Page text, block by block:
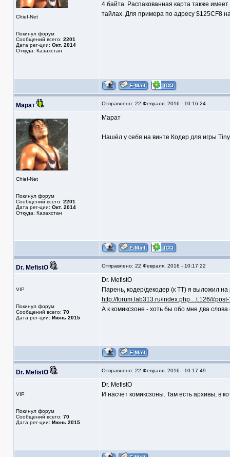
Chief-Net
Покинул форум
Сообщений всего: 2201
Дата рег-ции: Окт. 2014
Откуда: Казахстан
4 байта. Распакованная карта также
тайлах. Для примера по адресу $125CF8
Марат Отправлено: 22 Февраля, 2016 - 10:16:24
Chief-Net
Покинул форум
Сообщений всего: 2201
Дата рег-ции: Окт. 2014
Откуда: Казахстан
Марат
Нашёл у себя на винте Кодер для игры
Dr. MefistO Отправлено: 22 Февраля, 2016 - 10:17:22
VIP
Покинул форум
Сообщений всего: 70
Дата рег-ции: Июнь 2015
Dr. MefistO
Парень, кодер/декодер (к ТТ) я выложил
http://forum.lab313.ru/index.php....t.126/
А к комиксзоне - хоть бы обо мне два слова
Dr. MefistO Отправлено: 22 Февраля, 2016 - 10:17:49
VIP
Покинул форум
Сообщений всего: 70
Дата рег-ции: Июнь 2015
Dr. MefistO
И насчет комиксзоны. Там есть архивы, в